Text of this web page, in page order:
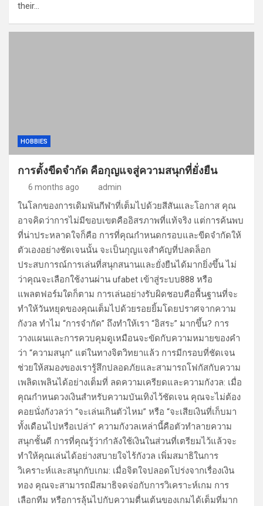
their…
HOBBIES
การตั้งขีดจำกัด คือกุญแจสู่ความสนุกที่ยั่งยืน
6 months ago admin
ในโลกของการเดิมพันกีฬาที่เต็มไปด้วยสีสันและโอกาส คุณ
อาจคิดว่าการไม่มีขอบเขตคืออิสรภาพที่แท้จริง แต่การค้นพบ
ที่น่าประหลาดใจก็คือ การที่คุณกำหนดกรอบและขีดจำกัดให้
ตัวเองอย่างชัดเจนนั้น จะเป็นกุญแจสำคัญที่ปลดล็อก
ประสบการณ์การเล่นที่สนุกสนานและยั่งยืนได้มากยิ่งขึ้น ไม่
ว่าคุณจะเลือกใช้งานผ่าน ufabet เข้าสู่ระบบ888 หรือ
แพลตฟอร์มใดก็ตาม การเล่นอย่างรับผิดชอบคือพื้นฐานที่จะ
ทำให้วันหยุดของคุณเต็มไปด้วยรอยยิ้มโดยปราศจากความ
กังวล ทำไม “การจำกัด” ถึงทำให้เรา “อิสระ” มากขึ้น? การ
วางแผนและการควบคุมดูเหมือนจะขัดกับความหมายของคำ
ว่า “ความสนุก” แต่ในทางจิตวิทยาแล้ว การมีกรอบที่ชัดเจน
ช่วยให้สมองของเรารู้สึกปลอดภัยและสามารถโฟกัสกับความ
เพลิดเพลินได้อย่างเต็มที่ ลดความเครียดและความกังวล: เมื่อ
คุณกำหนดวงเงินสำหรับความบันเทิงไว้ชัดเจน คุณจะไม่ต้อง
คอยนั่งกังวลว่า “จะเล่นเกินตัวไหม” หรือ “จะเสียเงินที่เก็บมา
ทั้งเดือนไปหรือเปล่า” ความกังวลเหล่านี้คือตัวทำลายความ
สนุกชั้นดี การที่คุณรู้ว่ากำลังใช้เงินในส่วนที่เตรียมไว้แล้วจะ
ทำให้คุณเล่นได้อย่างสบายใจไร้กังวล เพิ่มสมาธิในการ
วิเคราะห์และสนุกกับเกม: เมื่อจิตใจปลอดโปร่งจากเรื่องเงิน
ทอง คุณจะสามารถมีสมาธิจดจ่อกับการวิเคราะห์เกม การ
เลือกทีม หรือการลุ้นไปกับความตื่นเต้นของเกมได้เต็มที่มาก